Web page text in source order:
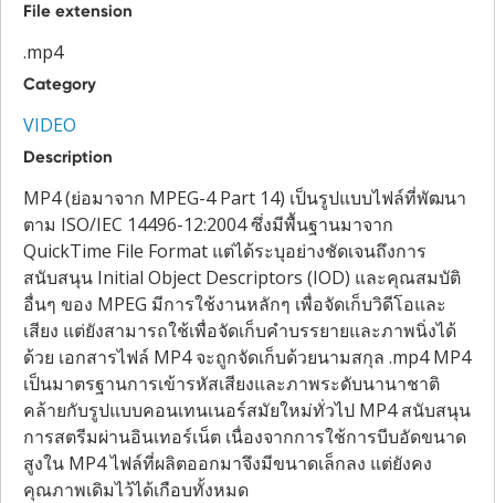
File extension
.mp4
Category
VIDEO
Description
MP4 (ย่อมาจาก MPEG-4 Part 14) เป็นรูปแบบไฟล์ที่พัฒนา
ตาม ISO/IEC 14496-12:2004 ซึ่งมีพื้นฐานมาจาก
QuickTime File Format แต่ได้ระบุอย่างชัดเจนถึงการ
สนับสนุน Initial Object Descriptors (IOD) และคุณสมบัติ
อื่นๆ ของ MPEG มีการใช้งานหลักๆ เพื่อจัดเก็บวิดีโอและ
เสียง แต่ยังสามารถใช้เพื่อจัดเก็บคำบรรยายและภาพนิ่งได้
ด้วย เอกสารไฟล์ MP4 จะถูกจัดเก็บด้วยนามสกุล .mp4 MP4
เป็นมาตรฐานการเข้ารหัสเสียงและภาพระดับนานาชาติ
คล้ายกับรูปแบบคอนเทนเนอร์สมัยใหม่ทั่วไป MP4 สนับสนุน
การสตรีมผ่านอินเทอร์เน็ต เนื่องจากการใช้การบีบอัดขนาด
สูงใน MP4 ไฟล์ที่ผลิตออกมาจึงมีขนาดเล็กลง แต่ยังคง
คุณภาพเดิมไว้ได้เกือบทั้งหมด